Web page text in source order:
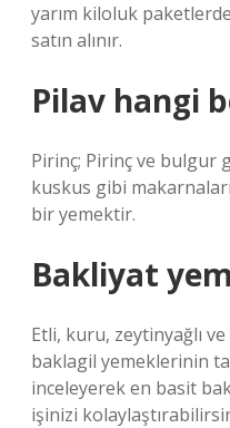
yarım kiloluk
satın alınır.
Pilav hangi
Pirinç; Pirinç ve bulgur
kuskus gibi
bir yemektir.
Bakliyat
Etli, kuru, zeytinyağlı
baklagil yemeklerinin
inceleyerek en basit
işinizi